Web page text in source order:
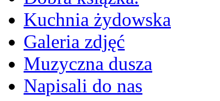
Kuchnia żydowska
Galeria zdjęć
Muzyczna dusza
Napisali do nas